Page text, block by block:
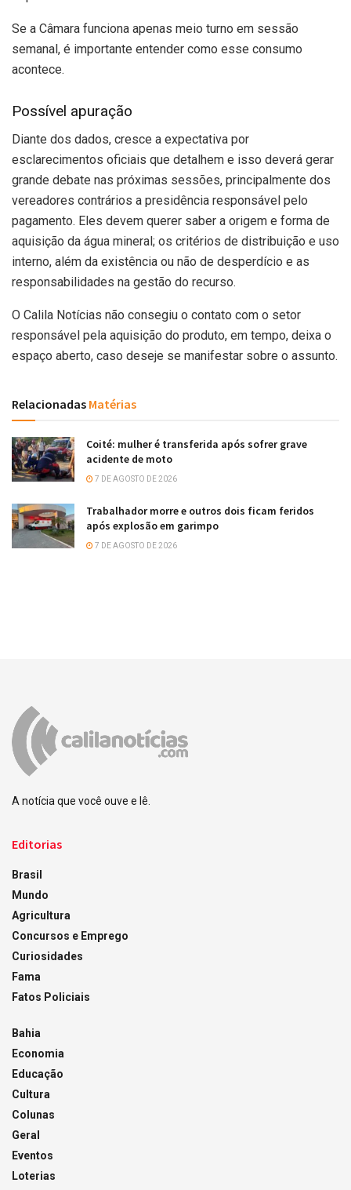
Se a Câmara funciona apenas meio turno em sessão
semanal, é importante entender como esse consumo
acontece.
Possível apuração
Diante dos dados, cresce a expectativa por
esclarecimentos oficiais que detalhem e isso deverá gerar
grande debate nas próximas sessões, principalmente dos
vereadores contrários a presidência responsável pelo
pagamento. Eles devem querer saber a origem e forma de
aquisição da água mineral; os critérios de distribuição e uso
interno, além da existência ou não de desperdício e as
responsabilidades na gestão do recurso.
O Calila Notícias não consegiu o contato com o setor
responsável pela aquisição do produto, em tempo, deixa o
espaço aberto, caso deseje se manifestar sobre o assunto.
Relacionadas Matérias
Coité: mulher é transferida após sofrer grave
acidente de moto
7 DE AGOSTO DE 2026
Trabalhador morre e outros dois ficam feridos
após explosão em garimpo
7 DE AGOSTO DE 2026
A notícia que você ouve e lê.
Editorias
Brasil
Mundo
Agricultura
Concursos e Emprego
Curiosidades
Fama
Fatos Policiais
Bahia
Economia
Educação
Cultura
Colunas
Geral
Eventos
Loterias